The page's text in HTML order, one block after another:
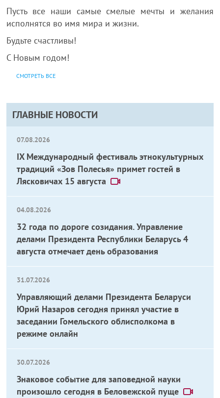
ГЛАВНЫЕ НОВОСТИ
07.08.2026
IX Международный фестиваль этнокультурных
традиций «Зов Полесья» примет гостей в
Лясковичах 15 августа
04.08.2026
32 года по дороге созидания. Управление
делами Президента Республики Беларусь 4
августа отмечает день образования
31.07.2026
Управляющий делами Президента Беларуси
Юрий Назаров сегодня принял участие в
заседании Гомельского облисполкома в
режиме онлайн
30.07.2026
Знаковое событие для заповедной науки
произошло сегодня в Беловежской пуще
Пусть все наши самые смелые мечты и желания
исполнятся во имя мира и жизни.
Будьте счастливы!
С Новым годом!
СМОТРЕТЬ ВСЕ